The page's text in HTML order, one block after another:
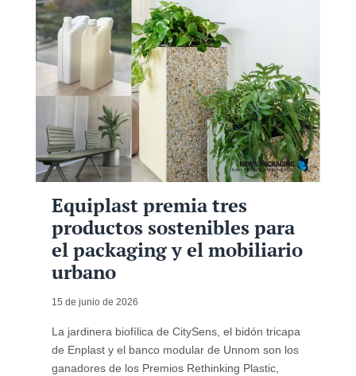
Equiplast premia tres
productos sostenibles para
el packaging y el mobiliario
urbano
15 de junio de 2026
La jardinera biofílica de CitySens, el bidón tricapa
de Enplast y el banco modular de Unnom son los
ganadores de los Premios Rethinking Plastic,